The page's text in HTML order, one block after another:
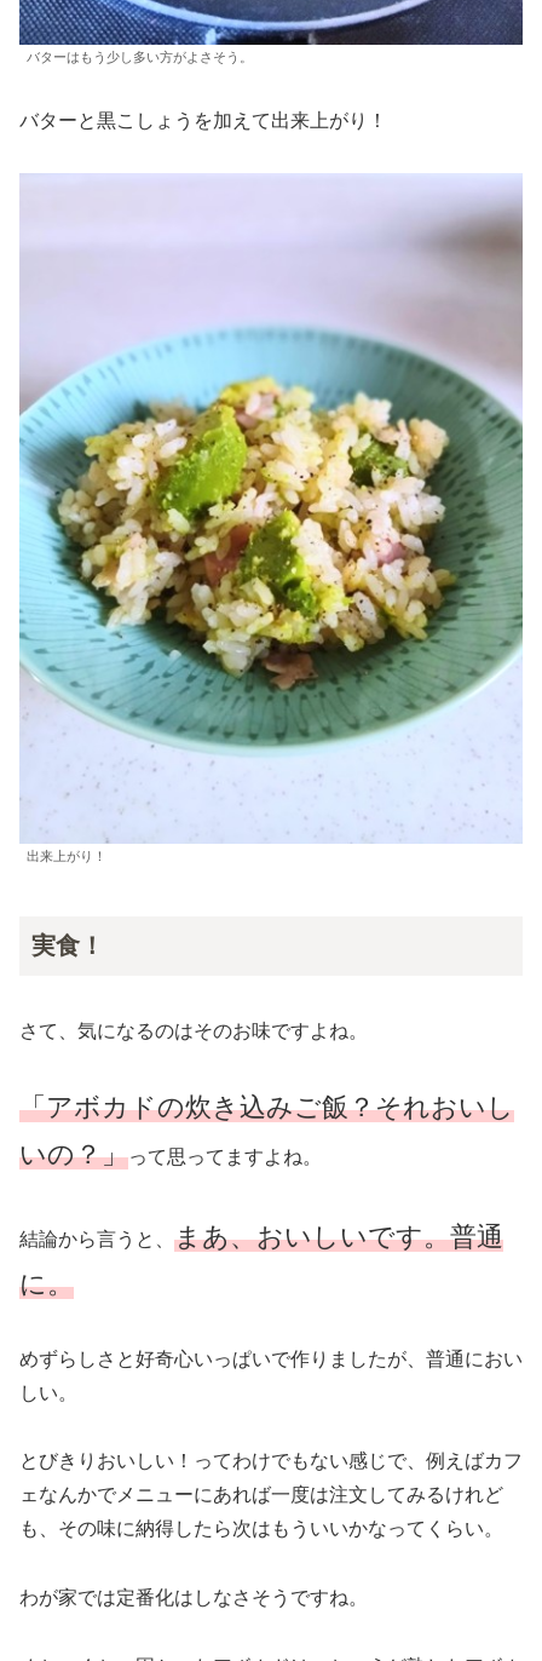
バターはもう少し多い方がよさそう。
バターと黒こしょうを加えて出来上がり！
出来上がり！
実食！
さて、気になるのはそのお味ですよね。
「アボカドの炊き込みご飯？それおいし
いの？」って思ってますよね。
結論から言うと、 まあ、おいしいです。普通
に。
めずらしさと好奇心いっぱいで作りましたが、普通におい
しい。
とびきりおいしい！ってわけでもない感じで、例えばカフ
ェなんかでメニューにあれば一度は注文してみるけれど
も、その味に納得したら次はもういいかなってくらい。
わが家では定番化はしなさそうですね。